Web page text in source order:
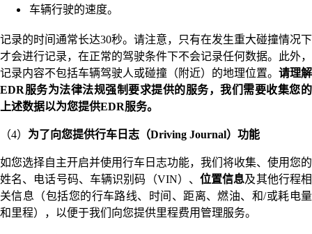
车辆行驶的速度。
记录的时间通常长达30秒。请注意，只有在发生重大碰撞情况下
才会进行记录，在正常的驾驶条件下不会记录任何数据。此外，
记录内容不包括车辆驾驶人或碰撞（附近）的地理位置。 请理解
EDR服务为法律法规强制要求提供的服务，我们需要收集您的
上述数据以为您提供EDR服务。
（4） 为了向您提供行车日志（Driving Journal）功能
如您选择自主开启并使用行车日志功能，我们将收集、使用您的
姓名、电话号码、车辆识别码（VIN）、 位置信息及其他行程相
关信息（包括您的行车路线、时间、距离、燃油、和/或耗电量
和里程），以便于我们向您提供里程费用管理服务。